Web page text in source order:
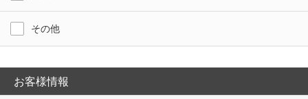
その他
お客様情報